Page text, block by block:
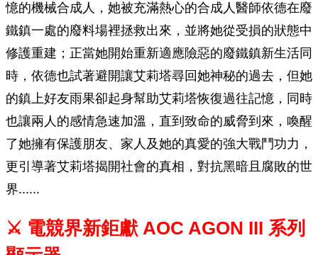
憶的機械合成人，她被充滿熱心的合成人醫師依德在廢
鐵鎮一處的廢料場裡拯救出來，並將她從受損的狀態中
修護重建；正當她開始重新適應險惡的廢鐵鎮新生活同
時，依德也試著避開讓艾莉塔尋回她神秘的過去，但她
的鎮上好友雨果卻起身幫助艾莉塔恢復過往記憶，同時
也讓兩人的感情急速加溫，直到致命的威脅到來，喚醒
了她擁有保護朋友、家人及她的真愛的強大戰鬥功力，
更引導著艾莉塔揭開社會的真相，對抗黑暗且腐敗的世
界......
⚔ 電競界新鉅獻 AOC AGON III 系列